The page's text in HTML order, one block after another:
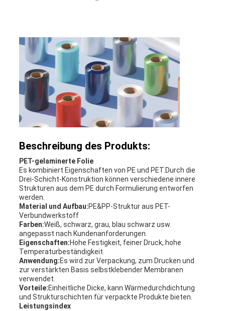
DATENSCHUTZ-
BESTIMMUNGEN
Beschreibung des Produkts:
PET-gelaminerte Folie
Es kombiniert Eigenschaften von PE und PET.Durch die
Drei-Schicht-Konstruktion können verschiedene innere
Strukturen aus dem PE durch Formulierung entworfen
werden.
Material und Aufbau:PE&PP-Struktur aus PET-
Verbundwerkstoff
Farben:Weiß, schwarz, grau, blau schwarz usw.
angepasst nach Kundenanforderungen.
Eigenschaften:Hohe Festigkeit, feiner Druck, hohe
Temperaturbeständigkeit.
Anwendung:Es wird zur Verpackung, zum Drucken und
zur verstärkten Basis selbstklebender Membranen
verwendet.
Vorteile:Einheitliche Dicke, kann Wärmedurchdichtung
und Strukturschichten für verpackte Produkte bieten.
Leistungsindex